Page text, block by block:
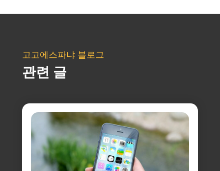
고고에스파냐 블로그
관련 글